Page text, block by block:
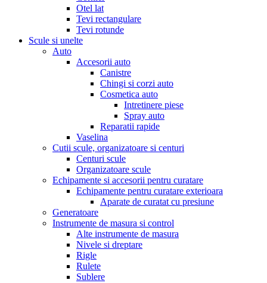
Otel lat
Tevi rectangulare
Tevi rotunde
Scule si unelte
Auto
Accesorii auto
Canistre
Chingi si corzi auto
Cosmetica auto
Intretinere piese
Spray auto
Reparatii rapide
Vaselina
Cutii scule, organizatoare si centuri
Centuri scule
Organizatoare scule
Echipamente si accesorii pentru curatare
Echipamente pentru curatare exterioara
Aparate de curatat cu presiune
Generatoare
Instrumente de masura si control
Alte instrumente de masura
Nivele si dreptare
Rigle
Rulete
Sublere